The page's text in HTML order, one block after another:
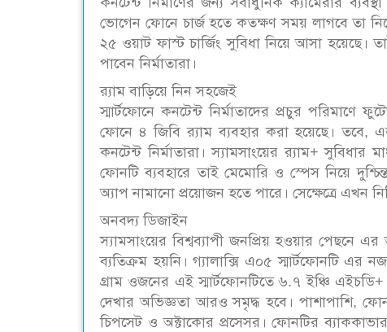
ভোগেন ফোনে চার্জ হতে কতক্ষণ সময় লাগবে তা
২৫ ওয়াট ফাস্ট চার্জিং সুবিধা নিয়ে আসা হয়েছে।
পাবেন নির্মাতারা।
র‍্যাম বাড়িয়ে নিন সহজেই
স্মার্টফোনে কনটেন্ট নির্মাতাদের প্রচুর
ফোনে ৪ জিবি র‍্যাম ব্যবহার করা হয়েছে। তবে,
কনটেন্ট নির্মাতারা। স্যামসাংয়ের র‍্যাম+
ফোনটি ব্যবহারে তাই মেমোরি ও স্পেস নিয়ে
অ্যাপ নামানো প্রয়োজন হতে পারে। সেক্ষেত্রে এখন
অনবদ্য ডিজাইন
স্যামসাংয়ের বিশ্বব্যাপী জনপ্রিয় হওয়ার
ব্যতিক্রম হয়নি। গ্যালাক্সি এ০৫ স্মার্টফোনটি এর
গ্রাম ওজনের এই স্মার্টফোনটিতে ৬.৭ ইঞ্চি
দেখার অভিজ্ঞতা আরও সমৃদ্ধ হবে। পাশাপাশি,
চিপসেট ও অক্টাকোর প্রসেসর। ফোনটির ব্যাককাভার